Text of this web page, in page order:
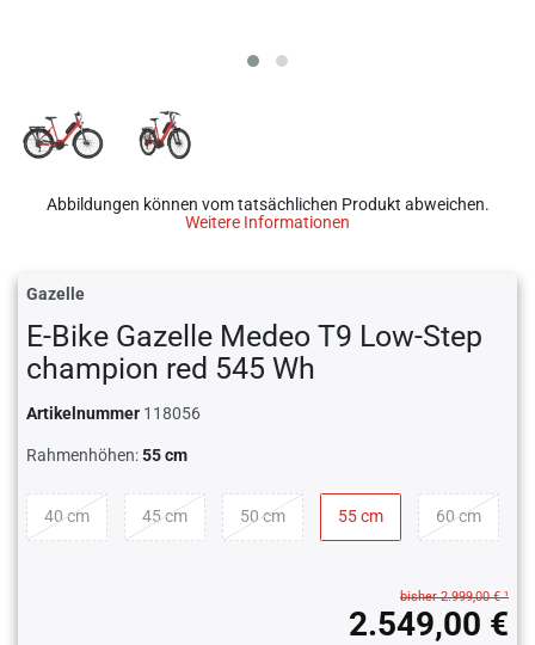
Abbildungen können vom tatsächlichen Produkt abweichen.
Weitere Informationen
Gazelle
E-Bike Gazelle Medeo T9 Low-Step
champion red 545 Wh
Artikelnummer 118056
Rahmenhöhen:55 cm
40 cm 45 cm 50 cm 55 cm 60 cm
bisher 2.999,00 € ¹
2.549,00 €